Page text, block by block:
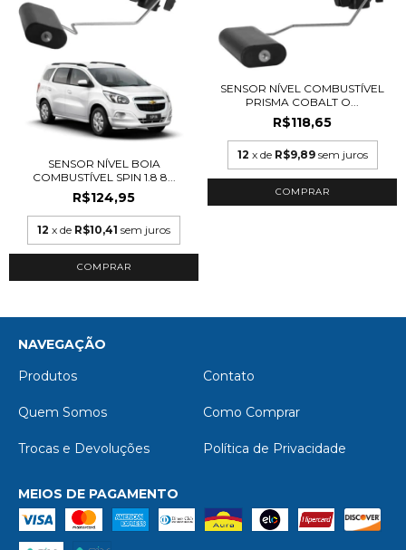
SENSOR NÍVEL BOIA
COMBUSTÍVEL SPIN 1.8 8...
R$124,95
12 x de R$10,41 sem juros
SENSOR NÍVEL COMBUSTÍVEL
PRISMA COBALT O...
R$118,65
12 x de R$9,89 sem juros
NAVEGAÇÃO
Produtos
Contato
Quem Somos Como Comprar
Trocas e Devoluções Política de Privacidade
MEIOS DE PAGAMENTO